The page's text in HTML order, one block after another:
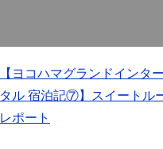
【ヨコハマグランドインタ
タル 宿泊記⑦】スイートル
レポート